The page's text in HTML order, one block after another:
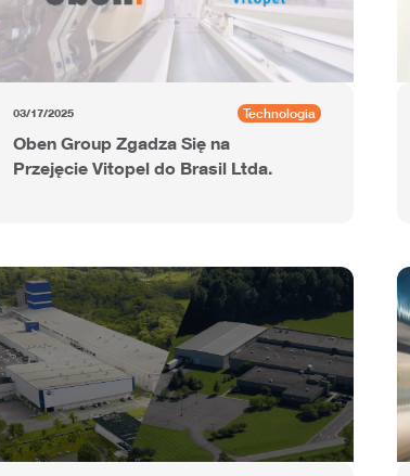
03/17/2025 Technologia
Oben Group Zgadza Się na
Przejęcie Vitopel do Brasil Ltda.